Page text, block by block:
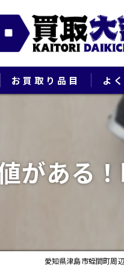
お買取り品目 よ
がある
愛知県津島市蛭間町周